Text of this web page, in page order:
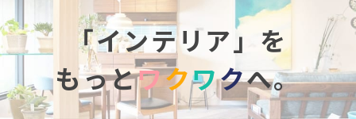
「インテリア」を
もっとワクワクへ。